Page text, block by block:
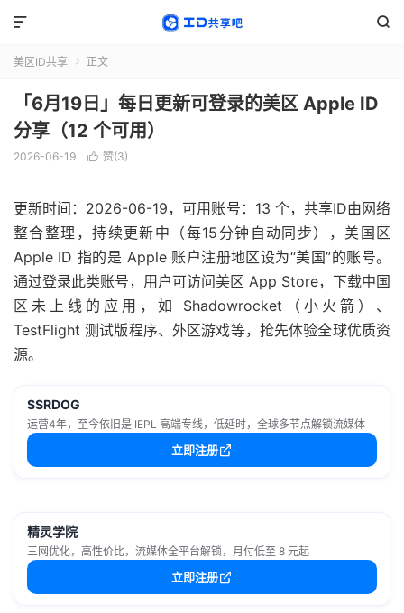


美区ID共享  正文
「6月19日」每日更新可登录的美区 Apple ID
分享（12 个可用）
2026-06-19  赞(3)
更新时间：2026-06-19，可用账号：13 个，共享ID由网络
整合整理，持续更新中（每15分钟自动同步），美国区
Apple ID 指的是 Apple 账户注册地区设为“美国”的账号。
通过登录此类账号，用户可访问美区 App Store，下载中国
区未上线的应用，如 Shadowrocket（小火箭）、
TestFlight 测试版程序、外区游戏等，抢先体验全球优质资
源。
SSRDOG
运营4年，至今依旧是 IEPL 高端专线，低延时，全球多节点解锁流媒体
立即注册
精灵学院
三网优化，高性价比，流媒体全平台解锁，月付低至 8 元起
立即注册